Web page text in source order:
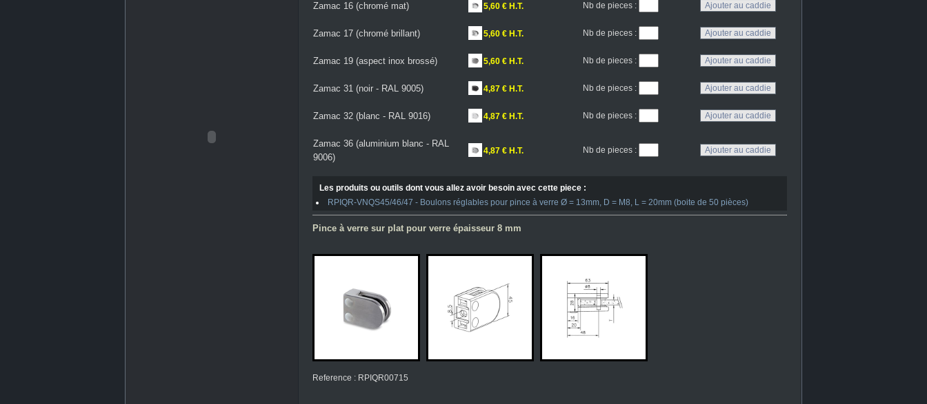
Zamac 16 (chromé mat) 5,60 € H.T. Nb de pieces:
Zamac 17 (chromé brillant) 5,60 € H.T. Nb de pieces:
Zamac 19 (aspect inox brossé) 5,60 € H.T. Nb de pieces:
Zamac 31 (noir - RAL 9005) 4,87 € H.T. Nb de pieces:
Zamac 32 (blanc - RAL 9016) 4,87 € H.T. Nb de pieces:
Zamac 36 (aluminium blanc - RAL
9006)
4,87 € H.T. Nb de pieces :
Les produits ou outils dont vous allez avoir besoin avec cette piece :
RPIQR-VNQS45/46/47 - Boulons réglables pour pince à verre Ø = 13mm, D = M8, L = 20mm (boite de 50 pièces)
Pince à verre sur plat pour verre épaisseur 8 mm
Reference : RPIQR00715